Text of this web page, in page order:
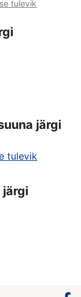
tulevik
järgi
tulevik
järgi